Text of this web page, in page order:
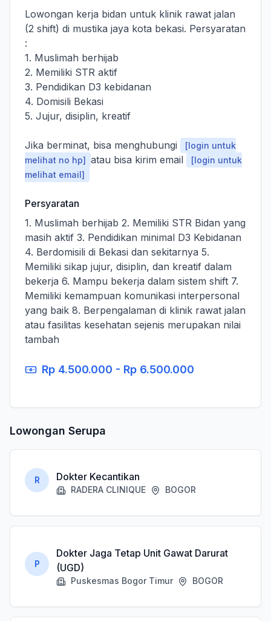
Lowongan kerja bidan untuk klinik rawat jalan
(2 shift) di mustika jaya kota bekasi. Persyaratan
:
1. Muslimah berhijab
2. Memiliki STR aktif
3. Pendidikan D3 kebidanan
4. Domisili Bekasi
5. Jujur, disiplin, kreatif
Jika berminat, bisa menghubungi
[login untuk
melihat no hp] atau bisa kirim email
[login untuk
melihat email]
Persyaratan
1. Muslimah berhijab 2. Memiliki STR Bidan yang
masih aktif 3. Pendidikan minimal D3 Kebidanan
4. Berdomisili di Bekasi dan sekitarnya 5.
Memiliki sikap jujur, disiplin, dan kreatif dalam
bekerja 6. Mampu bekerja dalam sistem shift 7.
Memiliki kemampuan komunikasi interpersonal
yang baik 8. Berpengalaman di klinik rawat jalan
atau fasilitas kesehatan sejenis merupakan nilai
tambah
Rp 4.500.000 - Rp 6.500.000
Lowongan Serupa
R Dokter Kecantikan
RADERA CLINIQUE BOGOR
P
Dokter Jaga Tetap Unit Gawat Darurat
(UGD)
Puskesmas Bogor Timur BOGOR